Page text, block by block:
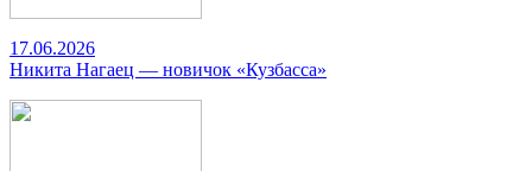
17.06.2026
Никита Нагаец — новичок «Кузбасса»